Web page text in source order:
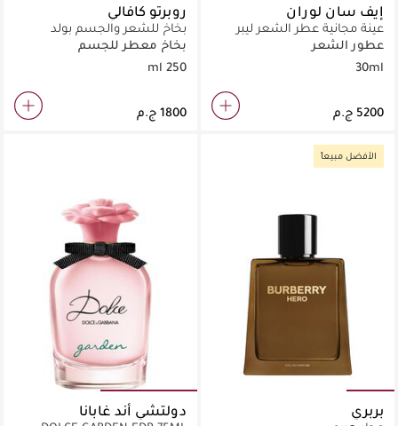
إيف سان لوران
عينة مجانية عطر الشعر ليبر
سان لوران 30 مل
عطور الشعر
30ml
روبرتو كافالي
بخاخ للشعر والجسم بولد
بلوسوم 250 مل
بخاخ معطر للجسم
250 ml
الأفضل مبيعاً
بربري دولتشي أند غابانا